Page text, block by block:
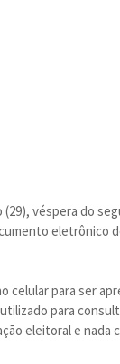
véspera do
eletrônico
celular para ser
para
eleitoral e nada